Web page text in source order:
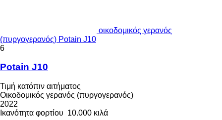
οικοδομικός γερανός
(πυργογερανός) Potain J10
6
Potain J10
Τιμή κατόπιν αιτήματος
Οικοδομικός γερανός (πυργογερανός)
2022
Ικανότητα φορτίου 10.000 κιλά